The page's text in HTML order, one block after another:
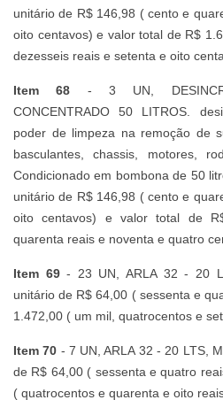
unitário de R$ 146,98 ( cento e
oito centavos) e valor total de R$
dezesseis reais e setenta e oito
Item 68 - 3 UN,
CONCENTRADO 50 LITROS.
poder de limpeza na remoção de
basculantes, chassis, motores,
Condicionado em bombona de 50
unitário de R$ 146,98 ( cento e
oito centavos) e valor total de
quarenta reais e noventa e quatro
Item 69- 23 UN, ARLA 32 - 20
unitário de R$ 64,00 ( sessenta e
1.472,00 ( um mil, quatrocentos e
Item 70 - 7 UN, ARLA 32 - 20 LTS,
de R$ 64,00 ( sessenta e quatro
( quatrocentos e quarenta e oito